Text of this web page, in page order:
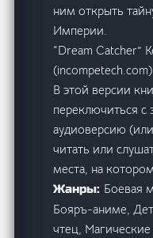
ним открыть
Империи.
“Dream Catcher”
(incompetech.com)
В этой версии
переключиться с
аудиоверсию
читать или
места, на
Жанры: Боевая
Бояръ-аниме,
чтец,